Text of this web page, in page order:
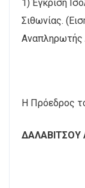
1) Έγκριση
Σιθωνίας.
Αναπληρωτής
Η Πρόεδρος
ΔΑΛΑΒΙΤΣΟΥ